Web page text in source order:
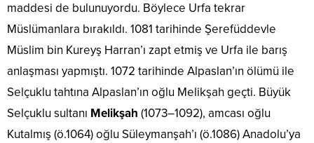
maddesi de bulunuyordu. Böylece Urfa tekrar
Müslümanlara bırakıldı. 1081 tarihinde Şerefüddevle
Müslim bin Kureyş Harran’ı zapt etmiş ve Urfa ile barış
anlaşması yapmıştı. 1072 tarihinde Alpaslan’ın ölümü ile
Selçuklu tahtına Alpaslan’ın oğlu Melikşah geçti. Büyük
Selçuklu sultanı Melikşah (1073–1092), amcası oğlu
Kutalmış (ö.1064) oğlu Süleymanşah’ı (ö.1086) Anadolu’ya